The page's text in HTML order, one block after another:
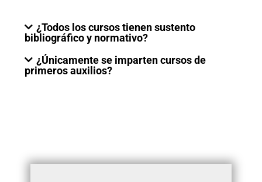
¿Todos los cursos tienen sustento
bibliográfico y normativo?
¿Únicamente se imparten cursos de
primeros auxilios?